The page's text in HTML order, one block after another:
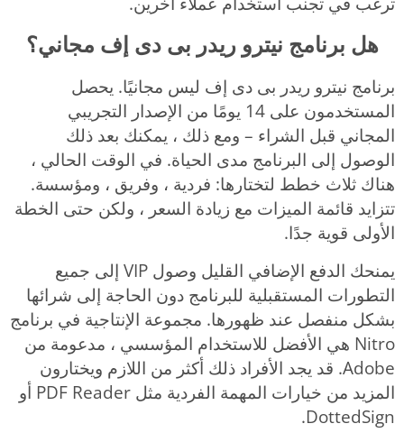
هل برنامج نيترو ريدر بى دى إف مجاني؟
برنامج نيترو ريدر بى دى إف ليس مجانيًا. يحصل
المستخدمون على 14 يومًا من الإصدار التجريبي
المجاني قبل الشراء – ومع ذلك ، يمكنك بعد ذلك
الوصول إلى البرنامج مدى الحياة. في الوقت الحالي ،
هناك ثلاث خطط لتختارها: فردية ، وفريق ، ومؤسسة.
تتزايد قائمة الميزات مع زيادة السعر ، ولكن حتى الخطة
الأولى قوية جدًا.
يمنحك الدفع الإضافي القليل وصول VIP إلى جميع
التطورات المستقبلية للبرنامج دون الحاجة إلى شرائها
بشكل منفصل عند ظهورها. مجموعة الإنتاجية في برنامج
Nitro هي الأفضل للاستخدام المؤسسي ، مدعومة من
Adobe. قد يجد الأفراد ذلك أكثر من اللازم ويختارون
المزيد من خيارات المهمة الفردية مثل PDF Reader أو
DottedSign.